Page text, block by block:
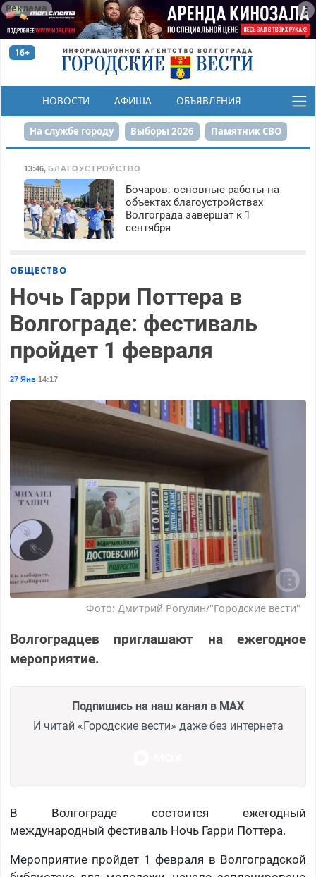
Реклама
16+
НОВОСТИ АФИША ОБЪЯВЛЕНИЯ
КОНКУРСЫ
На службе городу Выборы 2026 Памятник СВО
Сталинград в сердце
Набережная День Победы Реконструкция ЦПКиО
80-летие Победы Парк Героев-летчиков
13:46, БЛАГОУСТРОЙСТВО
Бочаров: основные работы на
объектах благоустройствах
Волгограда завершат к 1
сентября
ОБЩЕСТВО
Ночь Гарри Поттера в
Волгограде: фестиваль
пройдет 1 февраля
27 Янв14:17
Фото: Дмитрий Рогулин/"Городские вести"
Волгоградцев приглашают на ежегодное
мероприятие.
Подпишись на наш канал в MAX
И читай «Городские вести» даже без интернета
В Волгограде состоится ежегодный
международный фестиваль Ночь Гарри Поттера.
Мероприятие пройдет 1 февраля в Волгоградской